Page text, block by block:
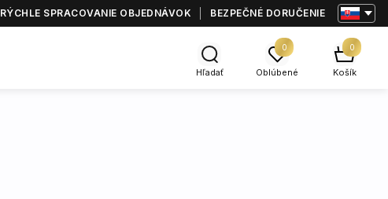
RÝCHLE SPRACOVANIE OBJEDNÁVOK BEZPEČNÉ DORUČENIE
Hľadať
0
Oblúbené
0
Košík